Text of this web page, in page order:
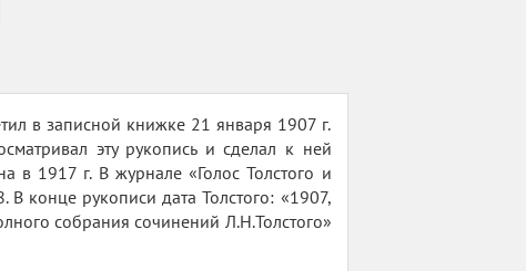
в записной книжке 21 января 1907 г.
эту рукопись и сделал к ней
в 1917 г. В журнале «Голос Толстого и
конце рукописи дата Толстого: «1907,
собрания сочинений Л.Н.Толстого»